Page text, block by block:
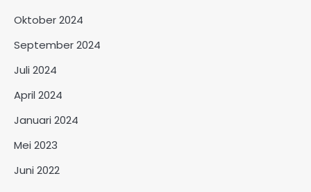
Oktober 2024
September 2024
Juli 2024
April 2024
Januari 2024
Mei 2023
Juni 2022